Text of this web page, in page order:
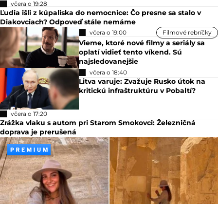
včera o 19:28
Ľudia išli z kúpaliska do nemocnice: Čo presne sa stalo v
Diakovciach? Odpoveď stále nemáme
včera o 19:00 Filmové rebríčky
Vieme, ktoré nové filmy a seriály sa
oplatí vidieť tento víkend. Sú
najsledovanejšie
včera o 18:40
Litva varuje: Zvažuje Rusko útok na
kritickú infraštruktúru v Pobaltí?
včera o 17:20
Zrážka vlaku s autom pri Starom Smokovci: Železničná
doprava je prerušená